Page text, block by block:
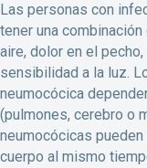
Las personas con
tener una
aire, dolor en el
sensibilidad a la luz.
neumocócica
(pulmones, cerebro o
neumocócicas
cuerpo al mismo